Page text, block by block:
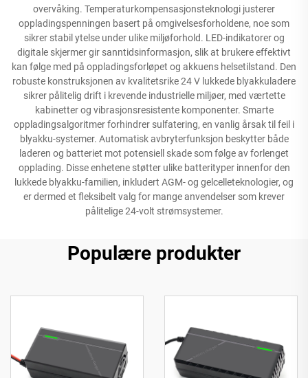
overvåking. Temperaturkompensasjonsteknologi justerer
oppladingspenningen basert på omgivelsesforholdene, noe som
sikrer stabil ytelse under ulike miljøforhold. LED-indikatorer og
digitale skjermer gir sanntidsinformasjon, slik at brukere effektivt
kan følge med på oppladingsforløpet og akkuens helsetilstand. Den
robuste konstruksjonen av kvalitetsrike 24 V lukkede blyakkuladere
sikrer pålitelig drift i krevende industrielle miljøer, med værtette
kabinetter og vibrasjonsresistente komponenter. Smarte
oppladingsalgoritmer forhindrer sulfatering, en vanlig årsak til feil i
blyakku-systemer. Automatisk avbryterfunksjon beskytter både
laderen og batteriet mot potensiell skade som følge av forlenget
opplading. Disse enhetene støtter ulike batterityper innenfor den
lukkede blyakku-familien, inkludert AGM- og gelcelleteknologier, og
er dermed et fleksibelt valg for mange anvendelser som krever
pålitelige 24-volt strømsystemer.
Populære produkter